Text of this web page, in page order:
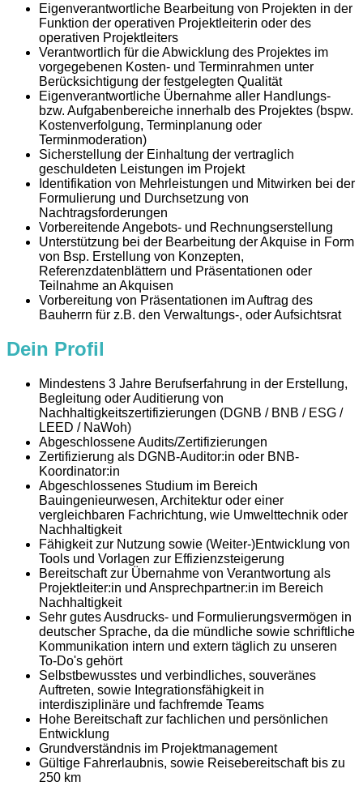
Eigenverantwortliche Bearbeitung von Projekten in der
Funktion der operativen Projektleiterin oder des
operativen Projektleiters
Verantwortlich für die Abwicklung des Projektes im
vorgegebenen Kosten- und Terminrahmen unter
Berücksichtigung der festgelegten Qualität
Eigenverantwortliche Übernahme aller Handlungs-
bzw. Aufgabenbereiche innerhalb des Projektes (bspw.
Kostenverfolgung, Terminplanung oder
Terminmoderation)
Sicherstellung der Einhaltung der vertraglich
geschuldeten Leistungen im Projekt
Identifikation von Mehrleistungen und Mitwirken bei der
Formulierung und Durchsetzung von
Nachtragsforderungen
Vorbereitende Angebots- und Rechnungserstellung
Unterstützung bei der Bearbeitung der Akquise in Form
von Bsp. Erstellung von Konzepten,
Referenzdatenblättern und Präsentationen oder
Teilnahme an Akquisen
Vorbereitung von Präsentationen im Auftrag des
Bauherrn für z.B. den Verwaltungs-, oder Aufsichtsrat
Dein Profil
Mindestens 3 Jahre Berufserfahrung in der Erstellung,
Begleitung oder Auditierung von
Nachhaltigkeitszertifizierungen (DGNB / BNB / ESG /
LEED / NaWoh)
Abgeschlossene Audits/Zertifizierungen
Zertifizierung als DGNB-Auditor:in oder BNB-
Koordinator:in
Abgeschlossenes Studium im Bereich
Bauingenieurwesen, Architektur oder einer
vergleichbaren Fachrichtung, wie Umwelttechnik oder
Nachhaltigkeit
Fähigkeit zur Nutzung sowie (Weiter‑)Entwicklung von
Tools und Vorlagen zur Effizienzsteigerung
Bereitschaft zur Übernahme von Verantwortung als
Projektleiter:in und Ansprechpartner:in im Bereich
Nachhaltigkeit
Sehr gutes Ausdrucks- und Formulierungsvermögen in
deutscher Sprache, da die mündliche sowie schriftliche
Kommunikation intern und extern täglich zu unseren
To-Do's gehört
Selbstbewusstes und verbindliches, souveränes
Auftreten, sowie Integrationsfähigkeit in
interdisziplinäre und fachfremde Teams
Hohe Bereitschaft zur fachlichen und persönlichen
Entwicklung
Grundverständnis im Projektmanagement
Gültige Fahrerlaubnis, sowie Reisebereitschaft bis zu
250 km